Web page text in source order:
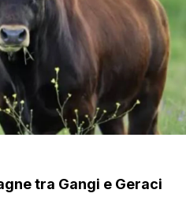
tra Gangi e Geraci